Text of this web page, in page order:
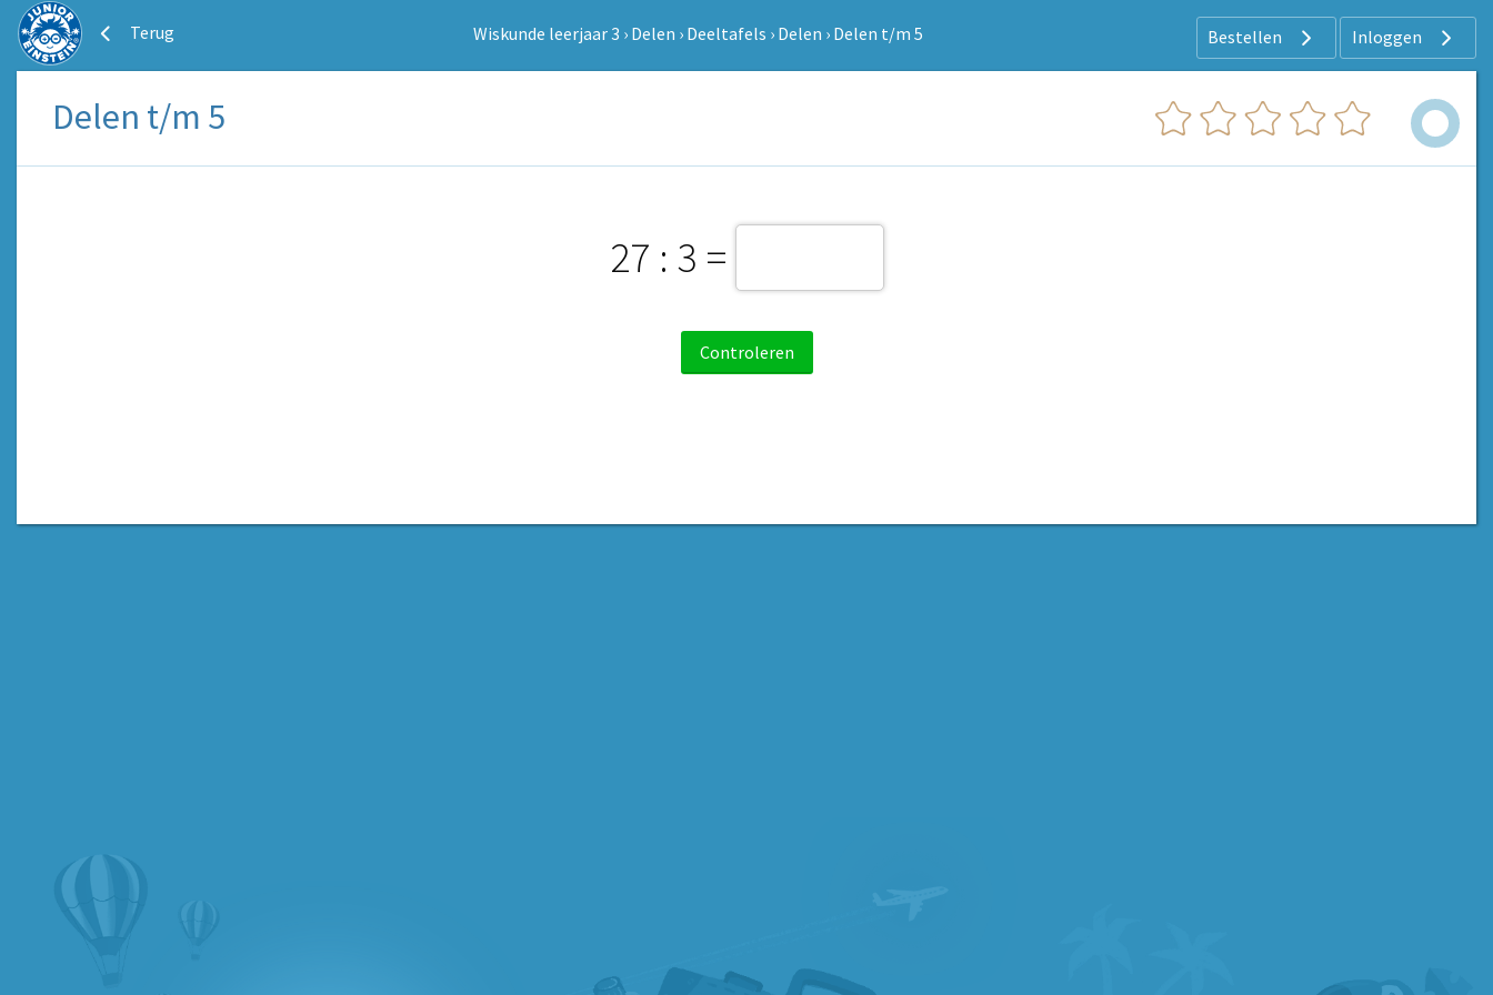
Terug Wiskunde leerjaar 3 › Delen › Deeltafels › Delen › Delen t/m 5 Bestellen Inloggen
Delen t/m 5
27 : 3 =